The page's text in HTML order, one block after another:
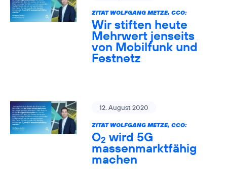
ZITAT WOLFGANG METZE, CCO:
Wir stiften heute
Mehrwert jenseits
von Mobilfunk und
Festnetz
12. August 2020
ZITAT WOLFGANG METZE, CCO:
O2 wird 5G
massenmarktfähig
machen